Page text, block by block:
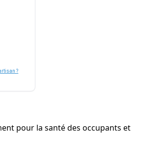
?
pour la santé des occupants et